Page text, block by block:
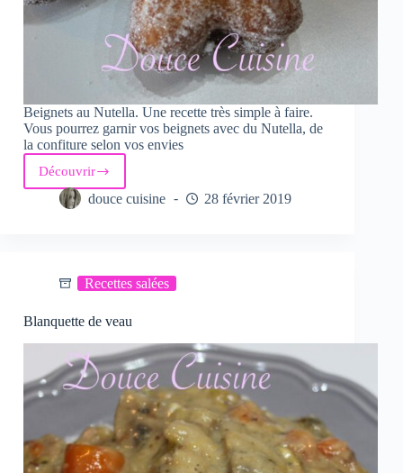
Beignets au Nutella. Une recette très simple à faire.
Vous pourrez garnir vos beignets avec du Nutella, de
la confiture selon vos envies
DécouvrirBeignets
au
Nutella
douce cuisine 28 février 2019
Recettes salées
Blanquette de veau